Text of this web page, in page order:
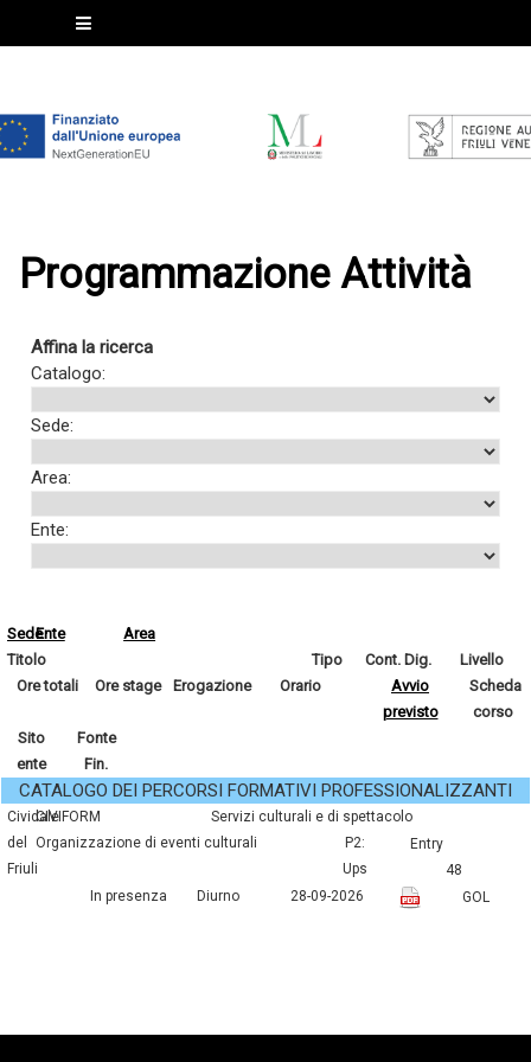
Programmazione Attività
Affina la ricerca
Catalogo:
Sede:
Area:
Ente:
SedeEnte
Area
Titolo
Tipo Cont. Dig.
Livello
Ore totali
Ore stage Erogazione Orario
Avvio
previsto
Scheda
corso
Sito
ente
Fonte
Fin.
CATALOGO DEI PERCORSI FORMATIVI PROFESSIONALIZZANTI
Cividale
del
Friuli
CIVIFORM
servizi culturali e di spettacolo
organizzazione di eventi culturali
P2:
Ups
entry
48
In presenza
Diurno 28-09-2026 GOL